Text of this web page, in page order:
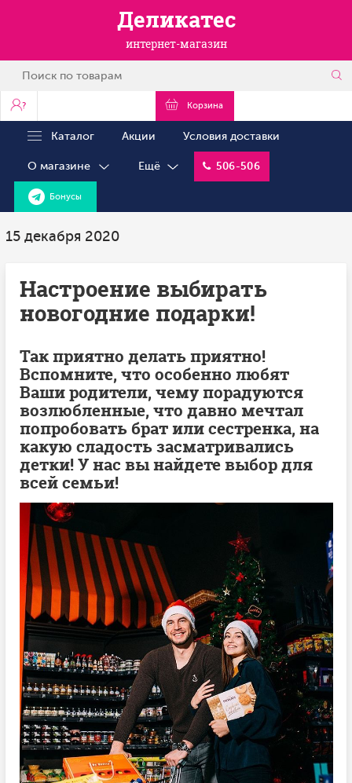
Деликатес
интернет-магазин
? Корзина
Каталог Акции Условия доставки
О магазине Ещё 506-506
Бонусы
15 декабря 2020
Настроение выбирать
новогодние подарки!
Так приятно делать приятно!
Вспомните, что особенно любят
Ваши родители, чему порадуются
возлюбленные, что давно мечтал
попробовать брат или сестренка, на
какую сладость засматривались
детки! У нас вы найдете выбор для
всей семьи!